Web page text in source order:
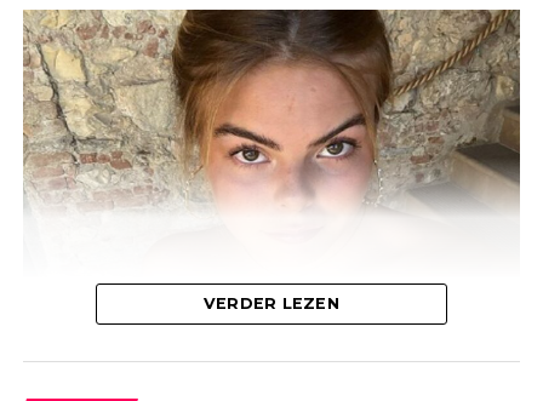
In een sportruimte schrijft ze bij een van haar
kiekjes: “Did it, done it, like dit, love dit.” Ze viel af
VERDER LEZEN